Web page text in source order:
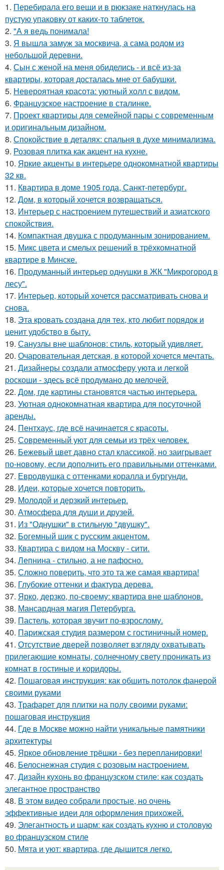
1. Перебирала его вещи и в рюкзаке наткнулась на
пустую упаковку от каких-то таблеток.
2. "А я ведь понимала!
3. Я вышла замуж за москвича, а сама родом из
небольшой деревни.
4. Сын с женой на меня обиделись - и всё из-за
квартиры, которая досталась мне от бабушки.
5. Невероятная красота: уютный холл с видом.
6. Французское настроение в сталинке.
7. Проект квартиры для семейной пары с современным
и оригинальным дизайном.
8. Спокойствие в деталях: спальня в духе минимализма.
9. Розовая плитка как акцент на кухне.
10. Яркие акценты в интерьере однокомнатной квартиры
32 кв.
11. Квартира в доме 1905 года, Санкт-петербург.
12. Дом, в который хочется возвращаться.
13. Интерьер с настроением путешествий и азиатского
спокойствия.
14. Компактная двушка с продуманным зонированием.
15. Микс цвета и смелых решений в трёхкомнатной
квартире в Минске.
16. Продуманный интерьер однушки в ЖК "Микрогород в
лесу".
17. Интерьер, который хочется рассматривать снова и
снова.
18. Эта кровать создана для тех, кто любит порядок и
ценит удобство в быту.
19. Санузлы вне шаблонов: стиль, который удивляет.
20. Очаровательная детская, в которой хочется мечтать.
21. Дизайнеры создали атмосферу уюта и легкой
роскоши - здесь всё продумано до мелочей.
22. Дом, где картины становятся частью интерьера.
23. Уютная однокомнатная квартира для посуточной
аренды.
24. Пентхаус, где всё начинается с красоты.
25. Современный уют для семьи из трёх человек.
26. Бежевый цвет давно стал классикой, но заигрывает
по-новому, если дополнить его правильными оттенками.
27. Евродвушка с оттенками коралла и бургунди.
28. Идеи, которые хочется повторить.
29. Молодой и дерзкий интерьер.
30. Атмосфера для души и друзей.
31. Из "Однушки" в стильную "двушку".
32. Богемный шик с русским акцентом.
33. Квартира с видом на Москву - сити.
34. Лепнина - стильно, а не пафосно.
35. Сложно поверить, что это та же самая квартира!
36. Глубокие оттенки и фактура дерева.
37. Ярко, дерзко, по-своему: квартира вне шаблонов.
38. Мансардная магия Петербурга.
39. Пастель, которая звучит по-взрослому.
40. Парижская студия размером с гостиничный номер.
41. Отсутствие дверей позволяет взгляду охватывать
прилегающие комнаты, солнечному свету проникать из
комнат в гостиные и коридоры.
42. Пошаговая инструкция: как обшить потолок фанерой
своими руками
43. Трафарет для плитки на полу своими руками:
пошаговая инструкция
44. Где в Москве можно найти уникальные памятники
архитектуры
45. Яркое обновление трёшки - без перепланировки!
46. Белоснежная студия с розовым настроением.
47. Дизайн кухонь во французском стиле: как создать
элегантное пространство
48. В этом видео собрали простые, но очень
эффективные идеи для оформления прихожей.
49. Элегантность и шарм: как создать кухню и столовую
во французском стиле
50. Мята и уют: квартира, где дышится легко.